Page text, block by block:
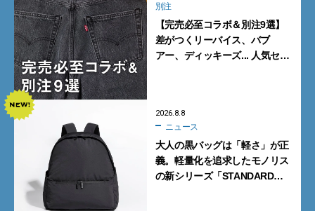
別注
【完売必至コラボ＆別注9選】
差がつくリーバイス、バブ
アー、ディッキーズ... 人気セレ
2026.8.8
ニュース
大人の黒バッグは「軽さ」が正
義。軽量化を追求したモノリス
の新シリーズ「STANDARD